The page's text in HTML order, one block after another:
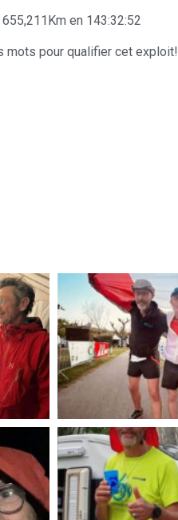
en 143:32:52
mots pour qualifier cet exploit!